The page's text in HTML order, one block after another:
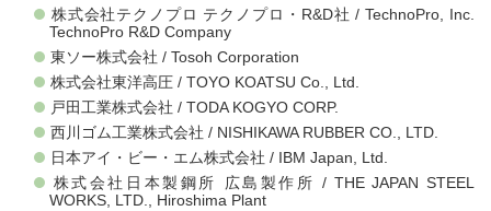
株式会社テクノプロ テクノプロ・R&D社 / TechnoPro, Inc.
TechnoPro R&D Company
東ソー株式会社 / Tosoh Corporation
株式会社東洋高圧 / TOYO KOATSU Co., Ltd.
戸田工業株式会社 / TODA KOGYO CORP.
西川ゴム工業株式会社 / NISHIKAWA RUBBER CO., LTD.
日本アイ・ビー・エム株式会社 / IBM Japan, Ltd.
株式会社日本製鋼所 広島製作所 / THE JAPAN STEEL
WORKS, LTD., Hiroshima Plant